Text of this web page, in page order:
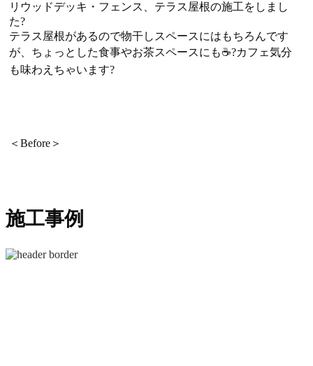
リウッドデッキ・フェンス、テラス屋根の施工をしまし
た?
テラス屋根があるので物干しスペースにはもちろんです
が、ちょっとした食事やお茶スペースにも☕?カフェ気分
も味わえちゃいます?
＜Before＞
施工事例